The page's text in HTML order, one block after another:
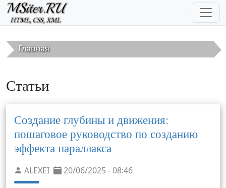
Перейти к основному содержанию
Главная
Статьи
Создание глубины и движения:
пошаговое руководство по созданию
эффекта параллакса
ALEXEI 20/06/2025 - 08:46